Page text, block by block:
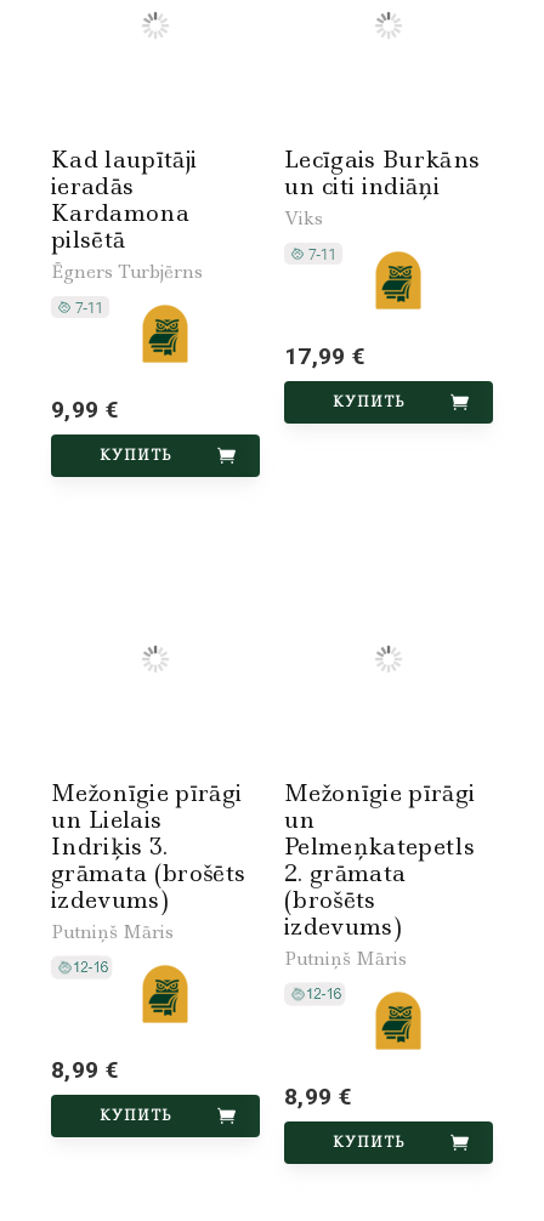
Kad laupītāji
ieradās
Kardamona
pilsētā
Ēgners Turbjērns
9,99 €
КУПИТЬ
Lecīgais Burkāns
un citi indiāņi
Viks
17,99 €
КУПИТЬ
Mežonīgie pīrāgi
un Lielais
Indriķis 3.
grāmata (brošēts
izdevums)
Putniņš Māris
8,99 €
КУПИТЬ
Mežonīgie pīrāgi
un
Pelmeņkatepetls
2. grāmata
(brošēts
izdevums)
Putniņš Māris
8,99 €
КУПИТЬ